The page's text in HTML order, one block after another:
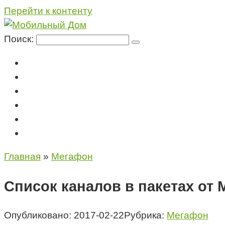
Перейти к контенту
Поиск:
Главная » Мегафон
Список каналов в пакетах от
Опубликовано: 2017-02-22Рубрика: Мегафон